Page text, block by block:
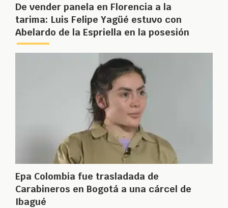
De vender panela en Florencia a la
tarima: Luis Felipe Yagüé estuvo con
Abelardo de la Espriella en la posesión
Epa Colombia fue trasladada de
Carabineros en Bogotá a una cárcel de
Ibagué